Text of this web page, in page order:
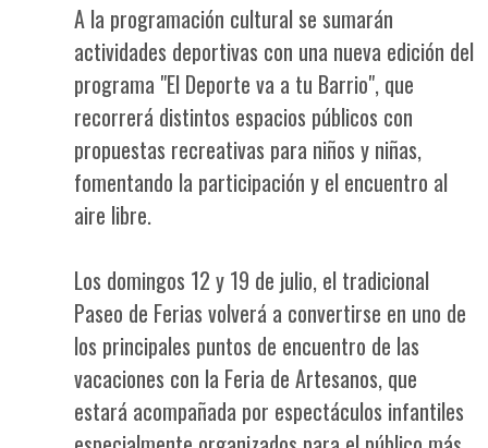
A la programación cultural se sumarán
actividades deportivas con una nueva edición del
programa "El Deporte va a tu Barrio", que
recorrerá distintos espacios públicos con
propuestas recreativas para niños y niñas,
fomentando la participación y el encuentro al
aire libre.
Los domingos 12 y 19 de julio, el tradicional
Paseo de Ferias volverá a convertirse en uno de
los principales puntos de encuentro de las
vacaciones con la Feria de Artesanos, que
estará acompañada por espectáculos infantiles